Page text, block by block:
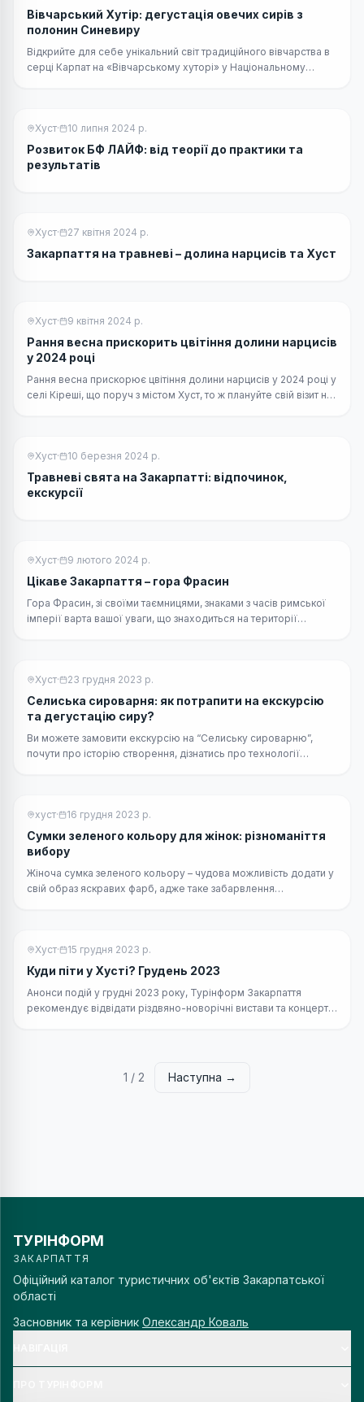
Вівчарський Хутір: дегустація овечих сирів з
полонин Синевиру
Відкрийте для себе унікальний світ традиційного вівчарства в
серці Карпат на «Вівчарському хуторі» у Національному
Хуст· 10 липня 2024 р.
Розвиток БФ ЛАЙФ: від теорії до практики та
результатів
Хуст· 27 квітня 2024 р.
Закарпаття на травневі – долина нарцисів та Хуст
Хуст· 9 квітня 2024 р.
Рання весна прискорить цвітіння долини нарцисів
у 2024 році
Рання весна прискорює цвітіння долини нарцисів у 2024 році у
селі Кіреші, що поруч з містом Хуст, то ж плануйте свій візит на
Хуст· 10 березня 2024 р.
Травневі свята на Закарпатті: відпочинок,
екскурсії
Хуст· 9 лютого 2024 р.
Цікаве Закарпаття – гора Фрасин
Гора Фрасин, зі своїми таємницями, знаками з часів римської
імперії варта вашої уваги, що знаходиться на території
Хуст· 23 грудня 2023 р.
Селиська сироварня: як потрапити на екскурсію
та дегустацію сиру?
Ви можете замовити екскурсію на “Селиську сироварню”,
почути про історію створення, дізнатись про технології
хуст· 16 грудня 2023 р.
Сумки зеленого кольору для жінок: різноманіття
вибору
Жіноча сумка зеленого кольору – чудова можливість додати у
свій образ яскравих фарб, адже таке забарвлення
Хуст· 15 грудня 2023 р.
Куди піти у Хусті? Грудень 2023
Анонси подій у грудні 2023 року, Турінформ Закарпаття
рекомендує відвідати різдвяно-новорічні вистави та концерти
1 / 2 Наступна →
ТУРІНФОРМ
ЗАКАРПАТТЯ
Офіційний каталог туристичних об'єктів Закарпатської
області
Засновник та керівник Олександр Коваль